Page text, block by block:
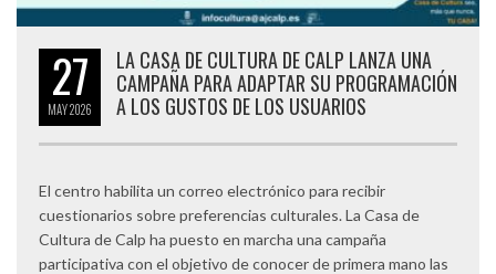
27
MAY2026
LA CASA DE CULTURA DE CALP LANZA UNA
CAMPAÑA PARA ADAPTAR SU PROGRAMACIÓN
A LOS GUSTOS DE LOS USUARIOS
El centro habilita un correo electrónico para recibir
cuestionarios sobre preferencias culturales. La Casa de
Cultura de Calp ha puesto en marcha una campaña
participativa con el objetivo de conocer de primera mano las